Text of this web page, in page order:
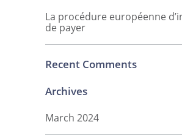
La procédure européenne
de payer
Recent Comments
Archives
March 2024